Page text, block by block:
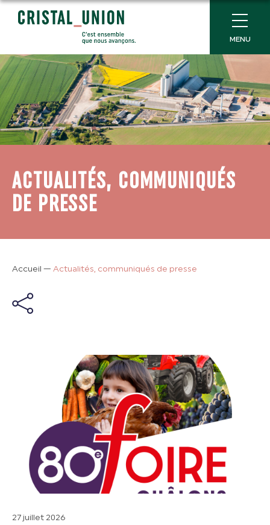
MENU
ACTUALITÉS, COMMUNIQUÉS
DE PRESSE
Accueil — Actualités, communiqués de presse
27 juillet 2026